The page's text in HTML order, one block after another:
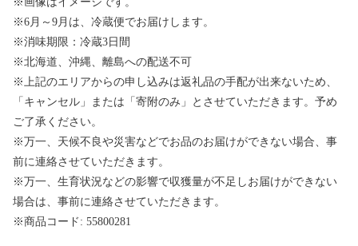
※6月～9月は、冷蔵便でお届けします。
※消味期限：冷蔵3日間
※北海道、沖縄、離島への配送不可
※上記のエリアからの申し込みは返礼品の手配が出来ないため、
「キャンセル」または「寄附のみ」とさせていただきます。予め
ご了承ください。
※万一、天候不良や災害などでお品のお届けができない場合、事
前に連絡させていただきます。
※万一、生育状況などの影響で収獲量が不足しお届けができない
場合は、事前に連絡させていただきます。
※商品コード: 55800281